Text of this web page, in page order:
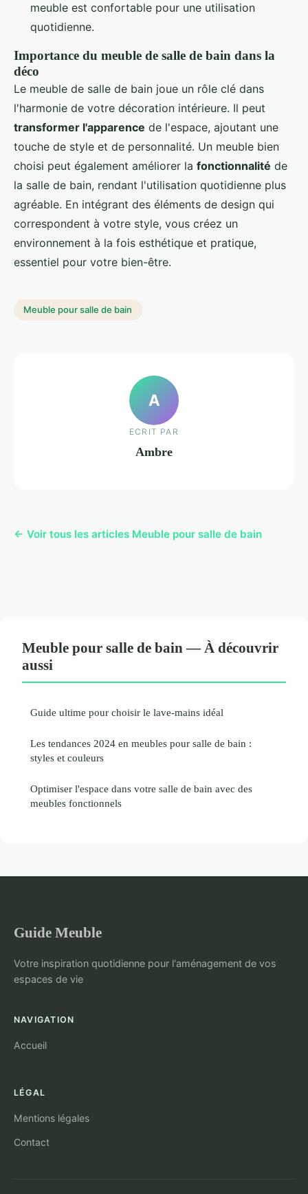
meuble est confortable pour une utilisation
quotidienne.
Importance du meuble de salle de bain dans la
déco
Le meuble de salle de bain joue un rôle clé dans
l'harmonie de votre décoration intérieure. Il peut
transformer l'apparence de l'espace, ajoutant une
touche de style et de personnalité. Un meuble bien
choisi peut également améliorer la fonctionnalité de
la salle de bain, rendant l'utilisation quotidienne plus
agréable. En intégrant des éléments de design qui
correspondent à votre style, vous créez un
environnement à la fois esthétique et pratique,
essentiel pour votre bien-être.
Meuble pour salle de bain
A
ECRIT PAR
Ambre
← Voir tous les articles Meuble pour salle de bain
Meuble pour salle de bain — À découvrir
aussi
Guide ultime pour choisir le lave-mains idéal
Les tendances 2024 en meubles pour salle de bain :
styles et couleurs
Optimiser l'espace dans votre salle de bain avec des
meubles fonctionnels
Guide Meuble
Votre inspiration quotidienne pour l'aménagement de vos
espaces de vie
NAVIGATION
Accueil
LÉGAL
Mentions légales
Contact